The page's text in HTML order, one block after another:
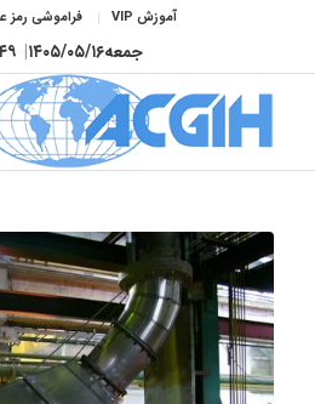
آموزش VIP فراموشی رمز
جمعه۱۴۰۵/۰۵/۱۶|